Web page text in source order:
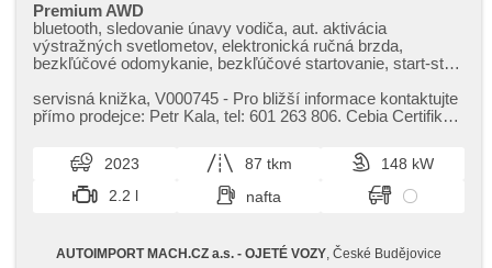
Premium AWD
bluetooth, sledovanie únavy vodiča, aut. aktivácia
výstražných svetlometov, elektronická ručná brzda,
bezkľúčové odomykanie, bezkľúčové startovanie, start-stop
digitálny prístrojový štít, dotykové ovládanie palubného
počítača, autorádio, bezdrôtová nabíjačka mobilných
vyhrievaný volant, nastaviteľný volant, zadná lakťová
opierka, vyhrievané sedadlá, odvetrávané sedadlá, isofix, el.
nastaviteľné sedadlá, zadný stierač, denné svietenie, zadné
svetlá LED, ostrekovače svetlometov, automatické
senzor stieračov, senzor svetiel, el. predné okná, el. okná,
servisná knižka,​ V000745 ​- Pro bližší informace kontaktujte
přímo prodejce: Petr Kala,​ tel: 601 263 806. Cebia Certifikát
2023 87 tkm
148 kW
2.2 l
nafta
AUTOIMPORT MACH.CZ a.s. - OJETÉ VOZY , České Budějovice